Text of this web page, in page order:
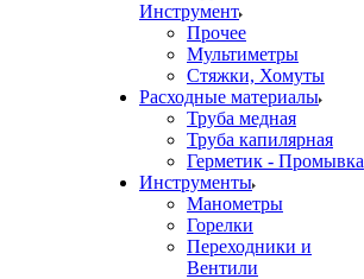
Инструмент
Прочее
Мультиметры
Стяжки, Хомуты
Расходные материалы
Труба медная
Труба капилярная
Герметик - Промывка
Инструменты
Манометры
Горелки
Переходники и
Вентили